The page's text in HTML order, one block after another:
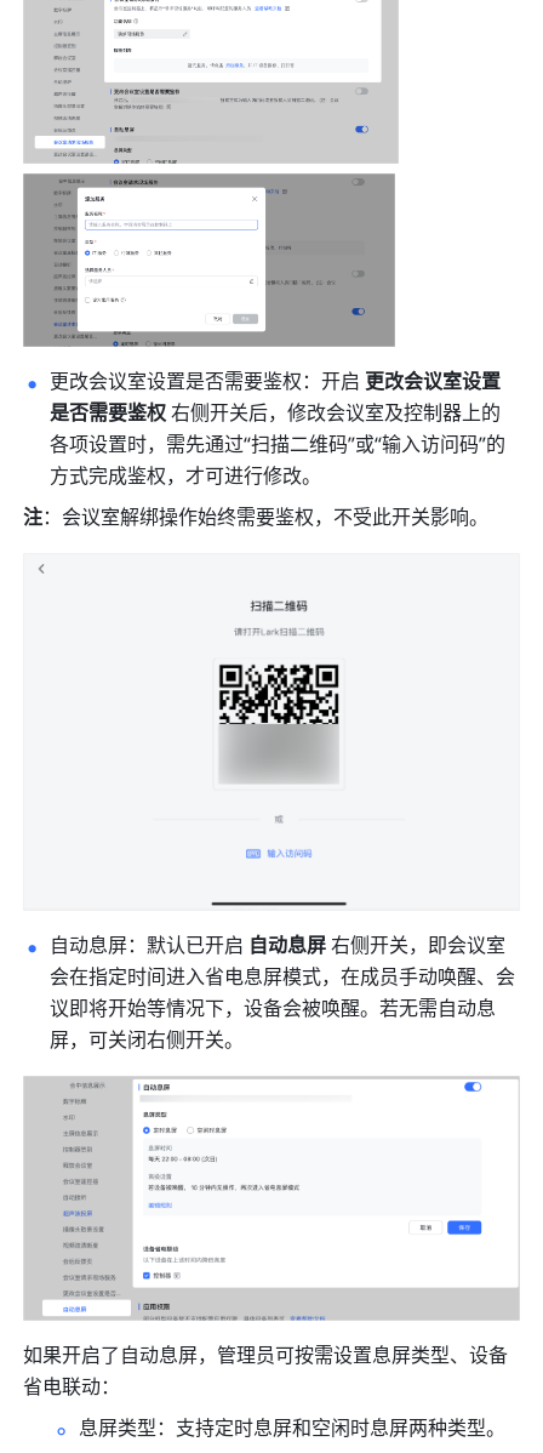
更改会议室设置是否需要鉴权：开启 更改会议室设置
是否需要鉴权 右侧开关后，修改会议室及控制器上的
各项设置时，需先通过“扫描二维码”或“输入访问码”的
方式完成鉴权，才可进行修改。
注：会议室解绑操作始终需要鉴权，不受此开关影响。
自动息屏：默认已开启 自动息屏 右侧开关，即会议室
会在指定时间进入省电息屏模式，在成员手动唤醒、会
议即将开始等情况下，设备会被唤醒。若无需自动息
屏，可关闭右侧开关。
如果开启了自动息屏，管理员可按需设置息屏类型、设备
省电联动：
息屏类型：支持定时息屏和空闲时息屏两种类型。